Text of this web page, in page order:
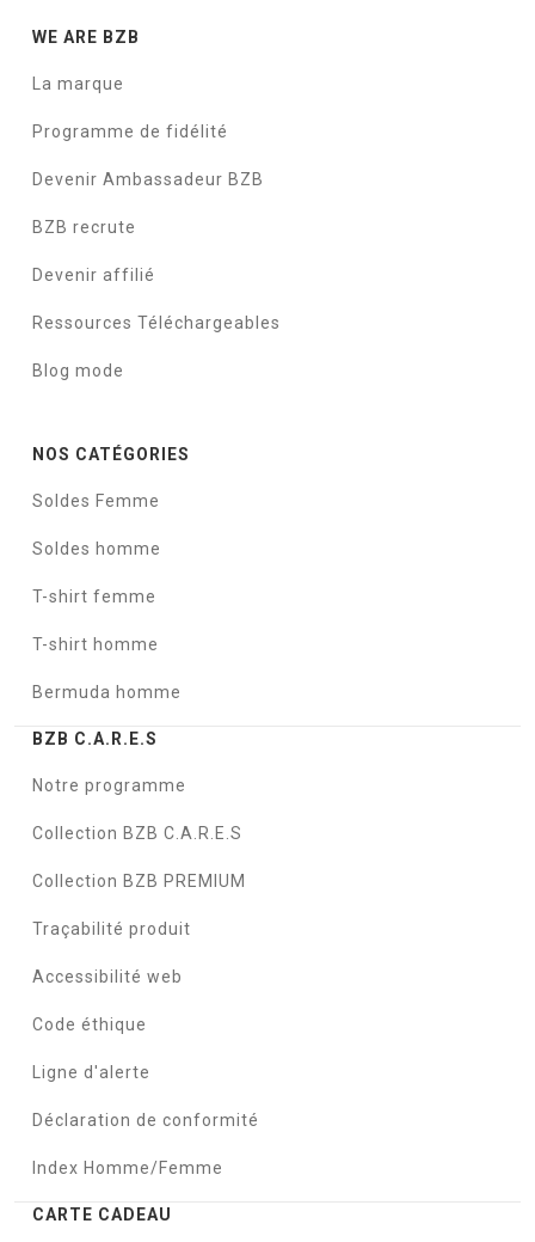
WE ARE BZB
La marque
Programme de fidélité
Devenir Ambassadeur BZB
BZB recrute
Devenir affilié
Ressources Téléchargeables
Blog mode
NOS CATÉGORIES
Soldes Femme
Soldes homme
T-shirt femme
T-shirt homme
Bermuda homme
BZB C.A.R.E.S
Notre programme
Collection BZB C.A.R.E.S
Collection BZB PREMIUM
Traçabilité produit
Accessibilité web
Code éthique
Ligne d'alerte
Déclaration de conformité
Index Homme/Femme
CARTE CADEAU